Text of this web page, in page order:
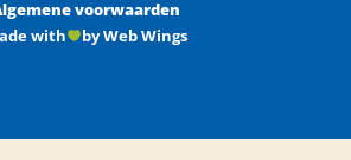
voorwaarden
with
by Web Wings